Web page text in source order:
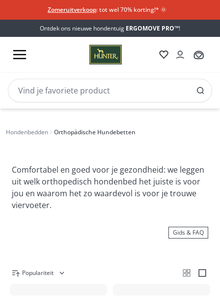
Zomeruitverkoop: tot wel 70% korting!*​ 🌞
Ontdek ons nieuwe hondentuig ERGOMOVE PRO™!
Hondenbedden Orthopädische Hundebetten
Orthopädische
Orthopedische bedden
Comfortabel en goed voor je gezondheid: we leggen
uit welk orthopedisch hondenbed het juiste is voor
jou en waarom het zo waardevol is voor je trouwe
viervoeter.
Gids & FAQ
Populariteit